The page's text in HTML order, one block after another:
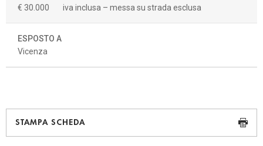
€ 30.000
iva inclusa – messa su strada esclusa
ESPOSTO A
Vicenza
STAMPA SCHEDA